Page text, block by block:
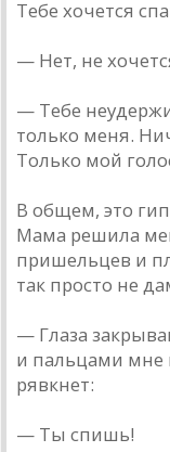
Тебе хочется
— Нет, не
— Тебе
только меня.
Только мой
В общем, это
Мама решила
пришельцев и
так просто не
— Глаза
и пальцами мне
рявкнет:
— Ты спишь!